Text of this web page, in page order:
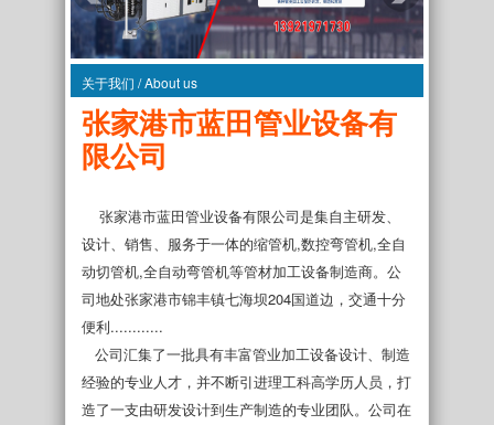
关于我们 / About us
张家港市蓝田管业设备有
限公司
张家港市蓝田管业设备有限公司是集自主研发、
设计、销售、服务于一体的缩管机,数控弯管机,全自
动切管机,全自动弯管机等管材加工设备制造商。公
司地处张家港市锦丰镇七海坝204国道边，交通十分
便利............
公司汇集了一批具有丰富管业加工设备设计、制造
经验的专业人才，并不断引进理工科高学历人员，打
造了一支由研发设计到生产制造的专业团队。公司在